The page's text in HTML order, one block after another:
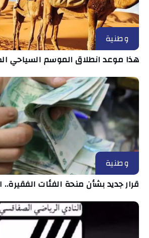
وطنية
هذا موعد انطلاق الموسم السياحي
وطنية
قرار جديد بشأن منحة الفئات الفقيرة..